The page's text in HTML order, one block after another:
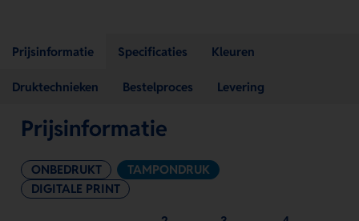
Prijsinformatie Specificaties Kleuren
Druktechnieken Bestelproces Levering
Prijsinformatie
ONBEDRUKT
TAMPONDRUK
DIGITALE PRINT